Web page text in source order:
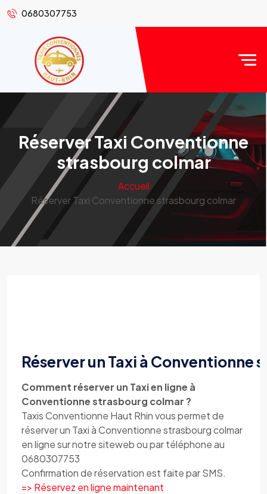
0680307753
Réserver Taxi Conventionne
strasbourg colmar
Accueil
Réserver Taxi Conventionne strasbourg colmar
Réserver un Taxi à Conventionne
Comment réserver un Taxi en ligne à
Conventionne strasbourg colmar ?
Taxis Conventionne Haut Rhin vous permet de
réserver un Taxi à Conventionne strasbourg colmar
en ligne sur notre siteweb ou par téléphone au
0680307753
Confirmation de réservation est faite par SMS.
=> Réservez en ligne maintenant